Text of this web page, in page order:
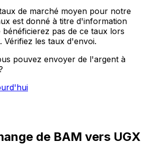
de marché moyen pour notre
est donné à titre d'information
bénéficierez pas de ce taux lors
Vérifiez les taux d'envoi.
pouvez envoyer de l'argent à
de BAM vers UGX